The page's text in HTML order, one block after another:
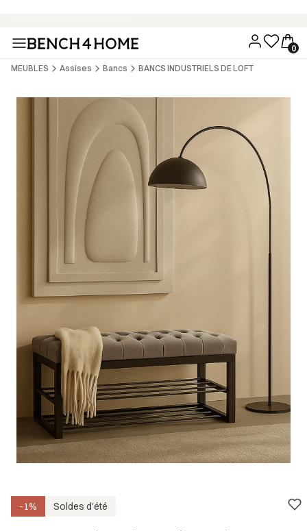
MEUBLES Assises Bancs BANCS INDUSTRIELS DE LOFT
-1% Soldes d'été